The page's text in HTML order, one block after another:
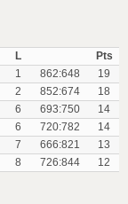
L
Pts
1 862:648
19
2 852:674
18
6 693:750
14
6 720:782
14
7 666:821
13
8 726:844 12